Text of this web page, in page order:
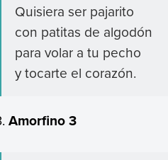
Quisiera ser pajarito
con patitas de algodón
para volar a tu pecho
y tocarte el corazón.
Amorfino 3